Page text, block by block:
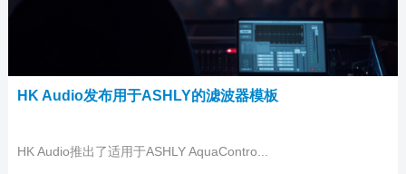
HK Audio发布用于ASHLY的滤波器模板
HK Audio推出了适用于ASHLY AquaContro...